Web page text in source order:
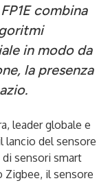
combina
in modo da
la presenza
leader globale e
lancio del sensore
di sensori smart
il sensore